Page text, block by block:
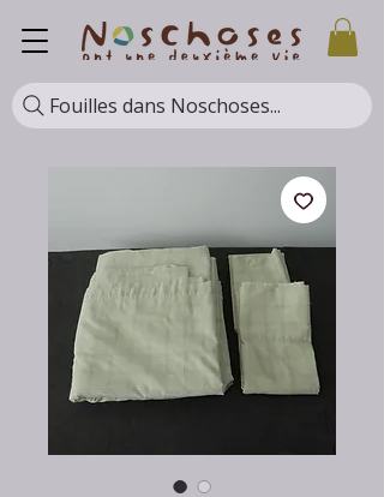
Fouilles dans Noschoses...